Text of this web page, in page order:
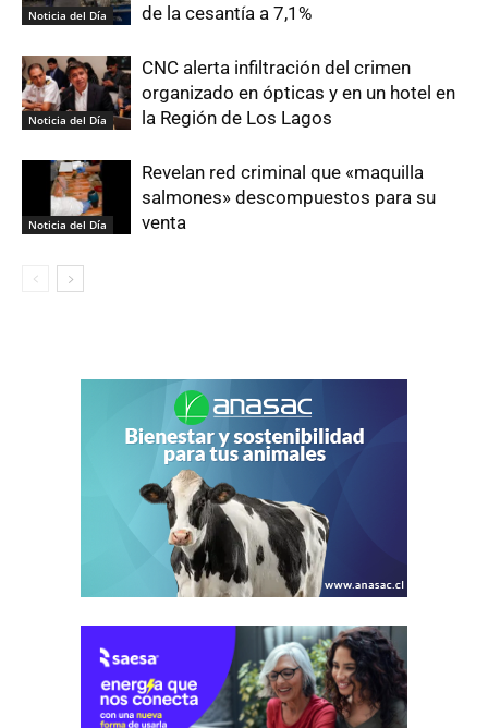
Noticia del Día
de la cesantía a 7,1%
Noticia del Día
CNC alerta infiltración del crimen
organizado en ópticas y en un hotel en
la Región de Los Lagos
Noticia del Día
Revelan red criminal que «maquilla
salmones» descompuestos para su
venta